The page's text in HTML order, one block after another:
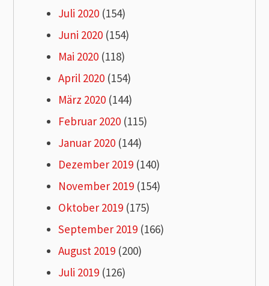
Juli 2020 (154)
Juni 2020 (154)
Mai 2020 (118)
April 2020 (154)
März 2020 (144)
Februar 2020 (115)
Januar 2020 (144)
Dezember 2019 (140)
November 2019 (154)
Oktober 2019 (175)
September 2019 (166)
August 2019 (200)
Juli 2019 (126)